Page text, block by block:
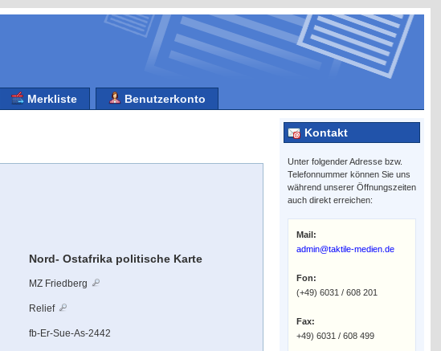
Merkliste Benutzerkonto
Kontakt
Unter folgender Adresse bzw.
Telefonnummer können Sie uns
während unserer Öffnungszeiten
auch direkt erreichen:
Mail:
admin@taktile-medien.de
Fon:
(+49) 6031 / 608 201
Fax:
+49) 6031 / 608 499
Nord- Ostafrika politische Karte
MZ Friedberg
Relief
fb-Er-Sue-As-2442